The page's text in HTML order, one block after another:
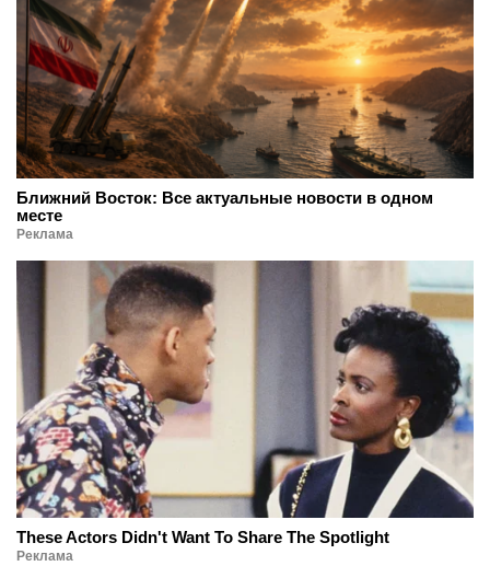
Ближний Восток: Все актуальные новости в одном
месте
Реклама
These Actors Didn't Want To Share The Spotlight
Реклама